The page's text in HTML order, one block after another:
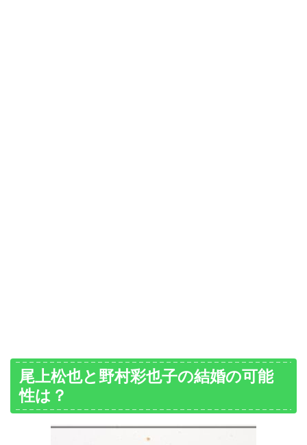
尾上松也と野村彩也子の結婚の可能
性は？